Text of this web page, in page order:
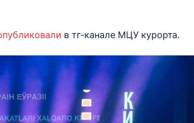
в тг-канале МЦУ курорта.